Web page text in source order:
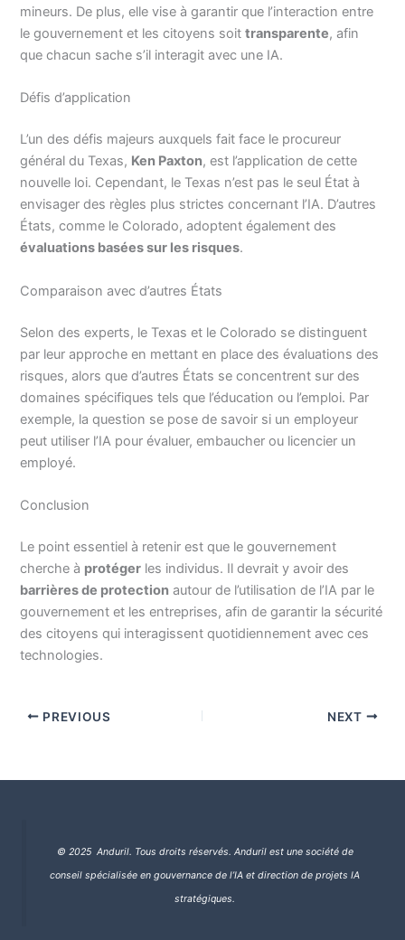
mineurs. De plus, elle vise à garantir que l’interaction entre
le gouvernement et les citoyens soittransparente, afin
que chacun sache s’il interagit avec une IA.
Défis d’application
L’un des défis majeurs auxquels fait face le procureur
général du Texas, Ken Paxton, est l’application de cette
nouvelle loi. Cependant, le Texas n’est pas le seul État à
envisager des règles plus strictes concernant l’IA. D’autres
États, comme le Colorado, adoptent également des
évaluations basées sur les risques.
Comparaison avec d’autres États
Selon des experts, le Texas et le Colorado se distinguent
par leur approche en mettant en place des évaluations des
risques, alors que d’autres États se concentrent sur des
domaines spécifiques tels que l’éducation ou l’emploi. Par
exemple, la question se pose de savoir si un employeur
peut utiliser l’IA pour évaluer, embaucher ou licencier un
employé.
Conclusion
Le point essentiel à retenir est que le gouvernement
cherche à protéger les individus. Il devrait y avoir des
barrières de protection autour de l’utilisation de l’IA par le
gouvernement et les entreprises, afin de garantir la sécurité
des citoyens qui interagissent quotidiennement avec ces
technologies.
PREVIOUS NEXT
© 2025 Anduril. Tous droits réservés. Anduril est une société de
conseil spécialisée en gouvernance de l’IA et direction de projets IA
stratégiques.